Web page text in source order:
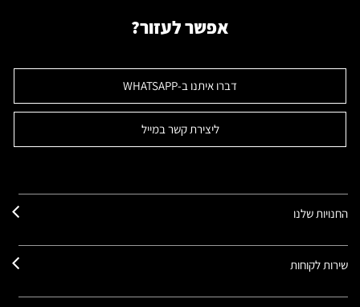
אפשר לעזור?
דברו איתנו ב-WHATSAPP
ליצירת קשר במייל
החנויות שלנו
שירות לקוחות